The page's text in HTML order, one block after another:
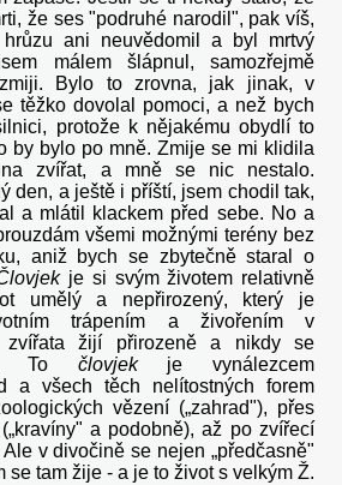
že ses "podruhé narodil", pak víš,
ani neuvědomil a byl mrtvý
málem šlápnul, samozřejmě
Bylo to zrovna, jak jinak, v
těžko dovolal pomoci, a než bych
protože k nějakému obydlí to
by bylo po mně. Zmije se mi klidila
zvířat, a mně se nic nestalo.
den, a ještě i příští, jsem chodil tak,
a mlátil klackem před sebe. No a
všemi možnými terény bez
aniž bych se zbytečně staral o
je si svým životem relativně
umělý a nepřirozený, který je
trápením a živořením v
zvířata žijí přirozeně a nikdy se
To človjek je vynálezcem
a všech těch nelítostných forem
vězení („zahrad"), přes
a podobně), až po zvířecí
v divočině se nejen „předčasně"
se tam žije - a je to život s velkým Ž.